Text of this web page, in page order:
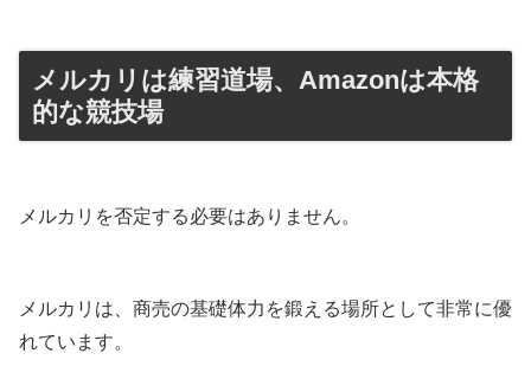
メルカリは練習道場、Amazonは本格
的な競技場
メルカリを否定する必要はありません。
メルカリは、商売の基礎体力を鍛える場所として非常に優
れています。